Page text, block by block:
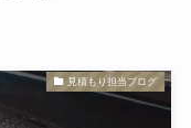
見積もり担当ブログ